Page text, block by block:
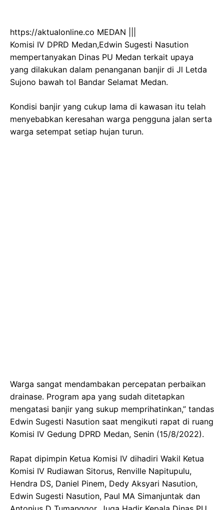
https://aktualonline.co MEDAN |||
Komisi IV DPRD Medan,Edwin Sugesti Nasution
mempertanyakan Dinas PU Medan terkait upaya
yang dilakukan dalam penanganan banjir di Jl Letda
Sujono bawah tol Bandar Selamat Medan.
Kondisi banjir yang cukup lama di kawasan itu telah
menyebabkan keresahan warga pengguna jalan serta
warga setempat setiap hujan turun.
Warga sangat mendambakan percepatan perbaikan
drainase. Program apa yang sudah ditetapkan
mengatasi banjir yang sukup memprihatinkan,” tandas
Edwin Sugesti Nasution saat mengikuti rapat di ruang
Komisi IV Gedung DPRD Medan, Senin (15/8/2022).
Rapat dipimpin Ketua Komisi IV dihadiri Wakil Ketua
Komisi IV Rudiawan Sitorus, Renville Napitupulu,
Hendra DS, Daniel Pinem, Dedy Aksyari Nasution,
Edwin Sugesti Nasution, Paul MA Simanjuntak dan